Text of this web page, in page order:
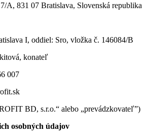
A, 831 07 Bratislava, Slovenská republika
I, oddiel: Sro, vložka č. 146084/B
konateľ
007
BD, s.r.o.“ alebo „prevádzkovateľ”)
osobných údajov